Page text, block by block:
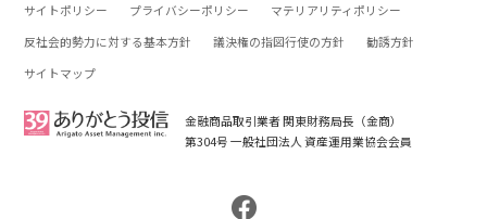
サイトポリシー プライバシーポリシー
マテリアリティポリシー
反社会的勢力に対する基本方針
議決権の指図行使の方針
勧誘方針
サイトマップ
金融商品取引業者 関東財務局長（金商）
第304号 一般社団法人 資産運用業協会会員